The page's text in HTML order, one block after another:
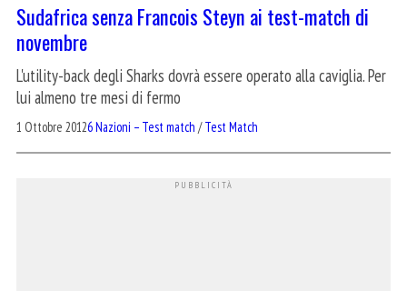
Sudafrica senza Francois Steyn ai test-match di
novembre
L'utility-back degli Sharks dovrà essere operato alla caviglia. Per
lui almeno tre mesi di fermo
1 Ottobre 20126 Nazioni – Test match /Test Match